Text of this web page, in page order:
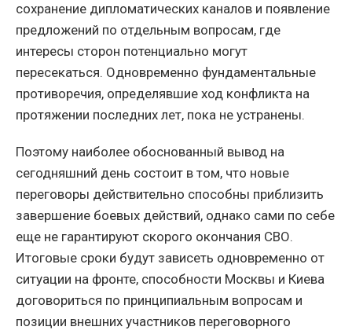
сохранение дипломатических каналов и появление
предложений по отдельным вопросам, где
интересы сторон потенциально могут
пересекаться. Одновременно фундаментальные
противоречия, определявшие ход конфликта на
протяжении последних лет, пока не устранены.
Поэтому наиболее обоснованный вывод на
сегодняшний день состоит в том, что новые
переговоры действительно способны приблизить
завершение боевых действий, однако сами по себе
еще не гарантируют скорого окончания СВО.
Итоговые сроки будут зависеть одновременно от
ситуации на фронте, способности Москвы и Киева
договориться по принципиальным вопросам и
позиции внешних участников переговорного